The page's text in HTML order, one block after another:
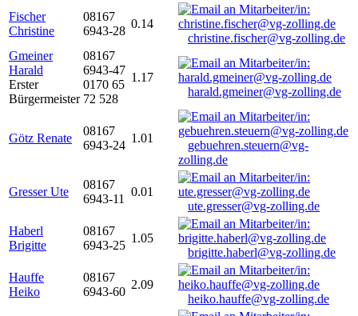
Fischer
Christine
08167
6943-28
0.14
christine.fischer@vg-zolling.de
Gmeiner
Harald
Erster
Bürgermeister
08167
6943-47
0170 65
72 528
1.17
harald.gmeiner@vg-zolling.de
Götz Renate
08167
6943-24
1.01
gebuehren.steuern@vg-
zolling.de
Gresser Ute
08167
6943-11
0.01
ute.gresser@vg-zolling.de
Haberl
Brigitte
08167
6943-25
1.05
brigitte.haberl@vg-zolling.de
Hauffe
Heiko
08167
6943-60
2.09
heiko.hauffe@vg-zolling.de